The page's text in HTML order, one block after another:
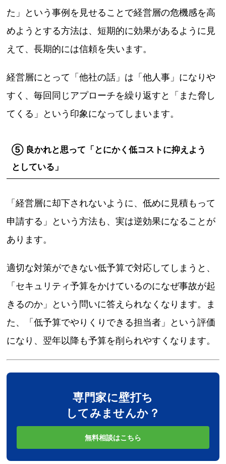
た」という事例を見せることで経営層の危機感を高
めようとする方法は、短期的に効果があるように見
えて、長期的には信頼を失います。
経営層にとって「他社の話」は「他人事」になりや
すく、毎回同じアプローチを繰り返すと「また脅し
てくる」という印象になってしまいます。
⑤ 良かれと思って「とにかく低コストに抑えよう
としている」
「経営層に却下されないように、低めに見積もって
申請する」という方法も、実は逆効果になることが
あります。
適切な対策ができない低予算で対応してしまうと、
「セキュリティ予算をかけているのになぜ事故が起
きるのか」という問いに答えられなくなります。ま
た、「低予算でやりくりできる担当者」という評価
になり、翌年以降も予算を削られやすくなります。
専門家に壁打ち
してみませんか？
無料相談はこちら